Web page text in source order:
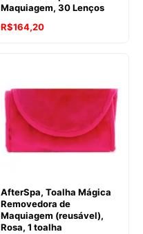
Maquiagem, 30 Lenços
R$164,20
AfterSpa, Toalha Mágica
Removedora de
Maquiagem (reusável),
Rosa, 1 toalha